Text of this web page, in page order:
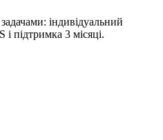
індивідуальний
підтримка 3 місяці.